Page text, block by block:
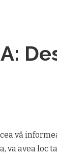
vă
va avea loc